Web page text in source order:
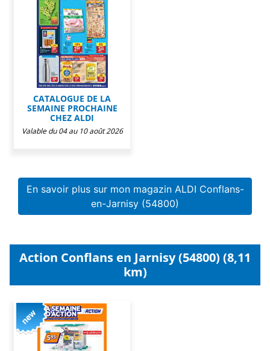
CATALOGUE DE LA
SEMAINE PROCHAINE
CHEZ ALDI
Valable du 04 au 10 août 2026
En savoir plus sur mon magazin ALDI Conflans-
en-Jarnisy (54800)
Action Conflans en Jarnisy (54800) (8,11
km)